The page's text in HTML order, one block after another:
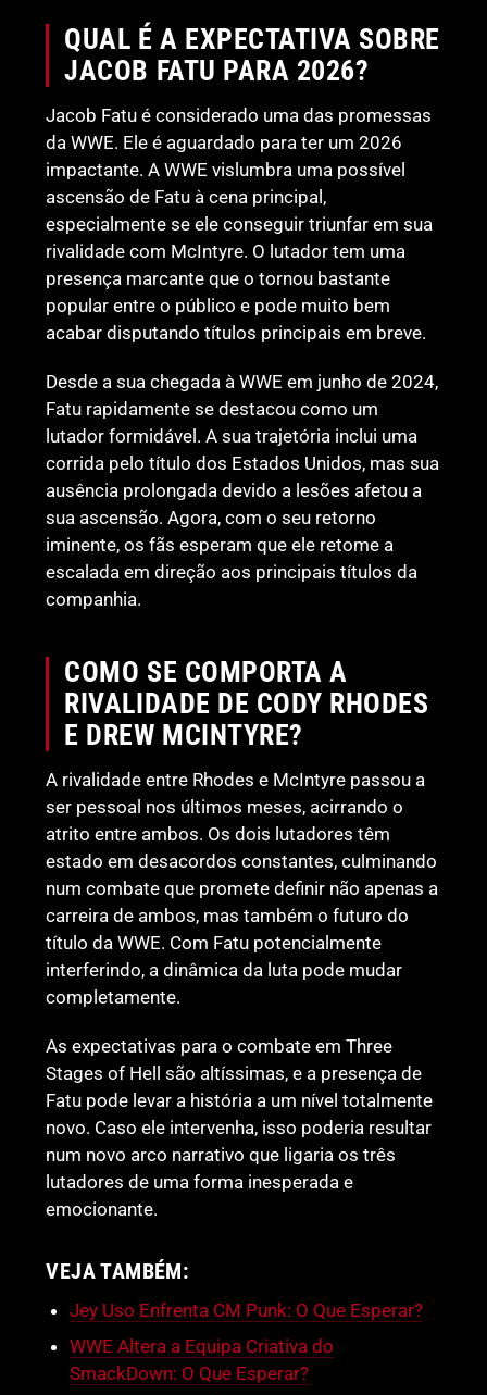
QUAL É A EXPECTATIVA SOBRE
JACOB FATU PARA 2026?
Jacob Fatu é considerado uma das promessas
da WWE. Ele é aguardado para ter um 2026
impactante. A WWE vislumbra uma possível
ascensão de Fatu à cena principal,
especialmente se ele conseguir triunfar em sua
rivalidade com McIntyre. O lutador tem uma
presença marcante que o tornou bastante
popular entre o público e pode muito bem
acabar disputando títulos principais em breve.
Desde a sua chegada à WWE em junho de 2024,
Fatu rapidamente se destacou como um
lutador formidável. A sua trajetória inclui uma
corrida pelo título dos Estados Unidos, mas sua
ausência prolongada devido a lesões afetou a
sua ascensão. Agora, com o seu retorno
iminente, os fãs esperam que ele retome a
escalada em direção aos principais títulos da
companhia.
COMO SE COMPORTA A
RIVALIDADE DE CODY RHODES
E DREW MCINTYRE?
A rivalidade entre Rhodes e McIntyre passou a
ser pessoal nos últimos meses, acirrando o
atrito entre ambos. Os dois lutadores têm
estado em desacordos constantes, culminando
num combate que promete definir não apenas a
carreira de ambos, mas também o futuro do
título da WWE. Com Fatu potencialmente
interferindo, a dinâmica da luta pode mudar
completamente.
As expectativas para o combate em Three
Stages of Hell são altíssimas, e a presença de
Fatu pode levar a história a um nível totalmente
novo. Caso ele intervenha, isso poderia resultar
num novo arco narrativo que ligaria os três
lutadores de uma forma inesperada e
emocionante.
VEJA TAMBÉM:
Jey Uso Enfrenta CM Punk: O Que Esperar?
WWE Altera a Equipa Criativa do
SmackDown: O Que Esperar?